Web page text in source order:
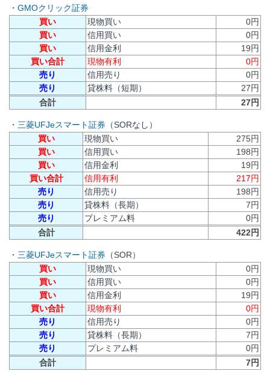
・ GMOクリック証券
買い
現物買い
0円
買い
信用買い
0円
買い
信用金利
19円
買い合計
現物有利
0円
売り
信用売り
0円
売り
貸株料（短期）
27円
合計
27円
・ 三菱UFJeスマート証券 （SORなし）
買い
現物買い
275円
買い
信用買い
198円
買い
信用金利
19円
買い合計
信用有利
217円
売り
信用売り
198円
売り
貸株料（長期）
7円
売り
プレミアム料
0円
合計
422円
・ 三菱UFJeスマート証券 （SOR）
買い
現物買い
0円
買い
信用買い
0円
買い
信用金利
19円
買い合計
現物有利
0円
売り
信用売り
0円
売り
貸株料（長期）
7円
売り
プレミアム料
0円
合計
7円